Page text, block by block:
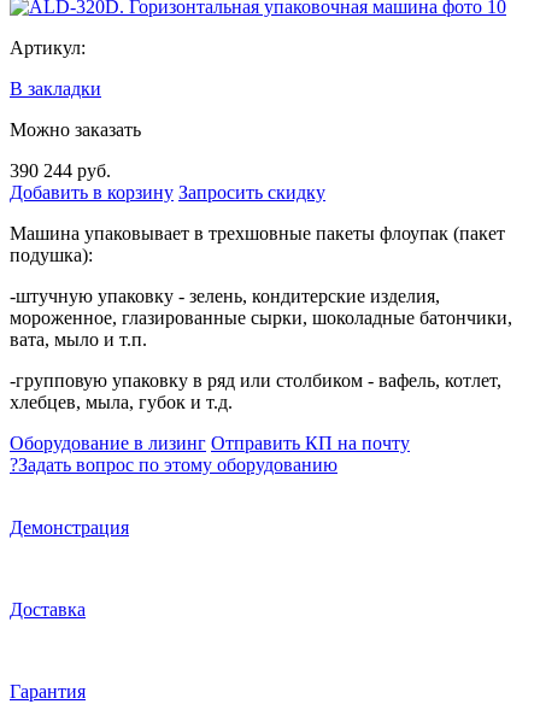
Артикул:
В закладки
Можно заказать
390 244 руб.
Добавить в корзину Запросить скидку
Машина упаковывает в трехшовные пакеты флоупак (пакет
подушка):
-штучную упаковку - зелень, кондитерские изделия,
мороженное, глазированные сырки, шоколадные батончики,
вата, мыло и т.п.
-групповую упаковку в ряд или столбиком - вафель, котлет,
хлебцев, мыла, губок и т.д.
Оборудование в лизинг Отправить КП на почту
?Задать вопрос по этому оборудованию
Демонстрация
Доставка
Гарантия